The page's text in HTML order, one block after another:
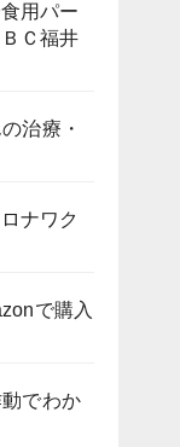
用パー
Ｃ福井
治療・
ナワク
で購入
でわか